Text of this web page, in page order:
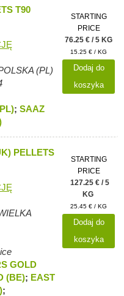
T90
(PL)
; SAAZ
STARTING
PRICE
76.25 € / 5 KG
15.25 € / KG
Dodaj do
koszyka
PELLETS
GOLD
(BE); EAST
;
STARTING
PRICE
127.25 € / 5
KG
25.45 € / KG
Dodaj do
koszyka